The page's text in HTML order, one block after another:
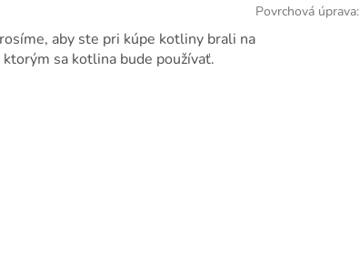
aby ste pri kúpe kotliny brali na
sa kotlina bude používať.
Povrchová úprava: